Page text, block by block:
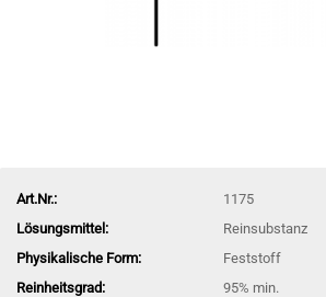
Art.Nr.:
1175
Lösungsmittel:
Reinsubstanz
Physikalische Form:
Feststoff
Reinheitsgrad:
95% min.